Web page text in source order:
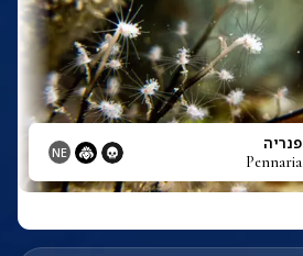
פנריה
Pennaria
NE